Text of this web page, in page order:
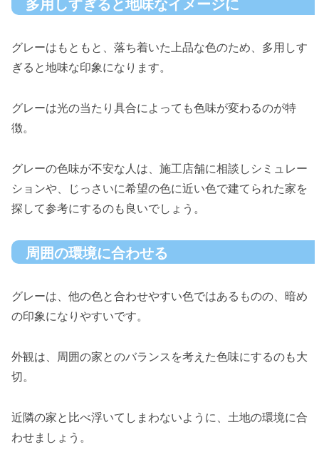
多用しすぎると地味なイメージに
グレーはもともと、落ち着いた上品な色のため、多用しす
ぎると地味な印象になります。
グレーは光の当たり具合によっても色味が変わるのが特
徴。
グレーの色味が不安な人は、施工店舗に相談しシミュレー
ションや、じっさいに希望の色に近い色で建てられた家を
探して参考にするのも良いでしょう。
周囲の環境に合わせる
グレーは、他の色と合わせやすい色ではあるものの、暗め
の印象になりやすいです。
外観は、周囲の家とのバランスを考えた色味にするのも大
切。
近隣の家と比べ浮いてしまわないように、土地の環境に合
わせましょう。